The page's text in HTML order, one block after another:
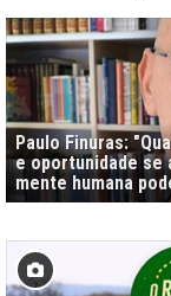
Paulo Finuras:
e oportunidade se
mente humana